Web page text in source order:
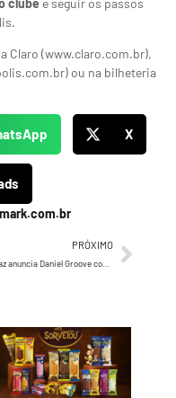
Claro (www.claro.com.br),
ou na bilheteria
X
PRÓXIMO
BFerraz anuncia Daniel Groove como novo Executive Creative Director